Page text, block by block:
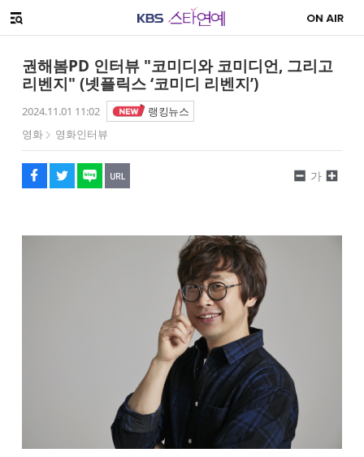
메뉴 열기
권해봄PD 인터뷰 "코미디와 코미디언, 그리고
리벤지" (넷플릭스 ‘코미디 리벤지’)
2024.11.01 11:02
랭킹뉴스
영화
영화인터뷰
페이스북
트위터
네이버
URL복사
글씨 작게보기
가
글씨 크게보기
해시태그